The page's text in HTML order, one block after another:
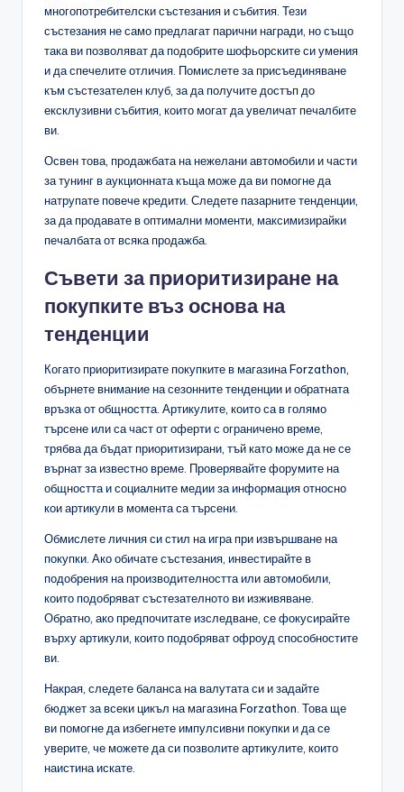
многопотребителски състезания и събития. Тези
състезания не само предлагат парични награди, но също
така ви позволяват да подобрите шофьорските си умения
и да спечелите отличия. Помислете за присъединяване
към състезателен клуб, за да получите достъп до
ексклузивни събития, които могат да увеличат печалбите
ви.
Освен това, продажбата на нежелани автомобили и части
за тунинг в аукционната къща може да ви помогне да
натрупате повече кредити. Следете пазарните тенденции,
за да продавате в оптимални моменти, максимизирайки
печалбата от всяка продажба.
Съвети за приоритизиране на
покупките въз основа на
тенденции
Когато приоритизирате покупките в магазина Forzathon,
обърнете внимание на сезонните тенденции и обратната
връзка от общността. Артикулите, които са в голямо
търсене или са част от оферти с ограничено време,
трябва да бъдат приоритизирани, тъй като може да не се
върнат за известно време. Проверявайте форумите на
общността и социалните медии за информация относно
кои артикули в момента са търсени.
Обмислете личния си стил на игра при извършване на
покупки. Ако обичате състезания, инвестирайте в
подобрения на производителността или автомобили,
които подобряват състезателното ви изживяване.
Обратно, ако предпочитате изследване, се фокусирайте
върху артикули, които подобряват офроуд способностите
ви.
Накрая, следете баланса на валутата си и задайте
бюджет за всеки цикъл на магазина Forzathon. Това ще
ви помогне да избегнете импулсивни покупки и да се
уверите, че можете да си позволите артикулите, които
наистина искате.